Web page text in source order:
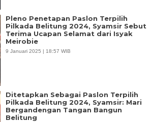
Pleno Penetapan Paslon Terpilih
Pilkada Belitung 2024, Syamsir Sebut
Terima Ucapan Selamat dari Isyak
Meirobie
9 Januari 2025 | 18:57 WIB
Ditetapkan Sebagai Paslon Terpilih
Pilkada Belitung 2024, Syamsir: Mari
Bergandengan Tangan Bangun
Belitung